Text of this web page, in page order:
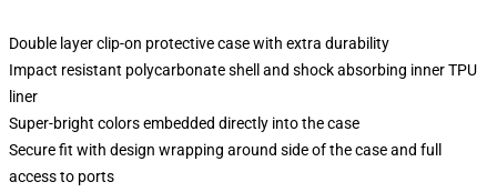
Double layer clip-on protective case with extra durability
Impact resistant polycarbonate shell and shock absorbing inner TPU
liner
Super-bright colors embedded directly into the case
Secure fit with design wrapping around side of the case and full
access to ports